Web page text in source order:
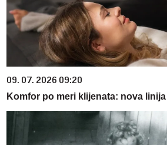
09. 07. 2026 09:20
Komfor po meri klijenata: nova